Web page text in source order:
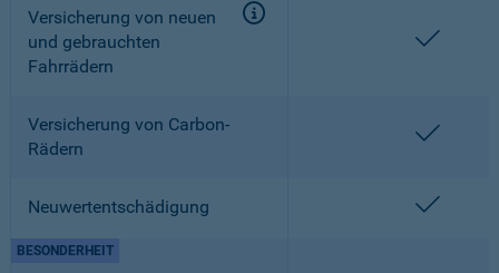
Versicherung von neuen
und gebrauchten
Fahrrädern
Versicherung von Carbon-
Rädern
Neuwertentschädigung
BESONDERHEIT